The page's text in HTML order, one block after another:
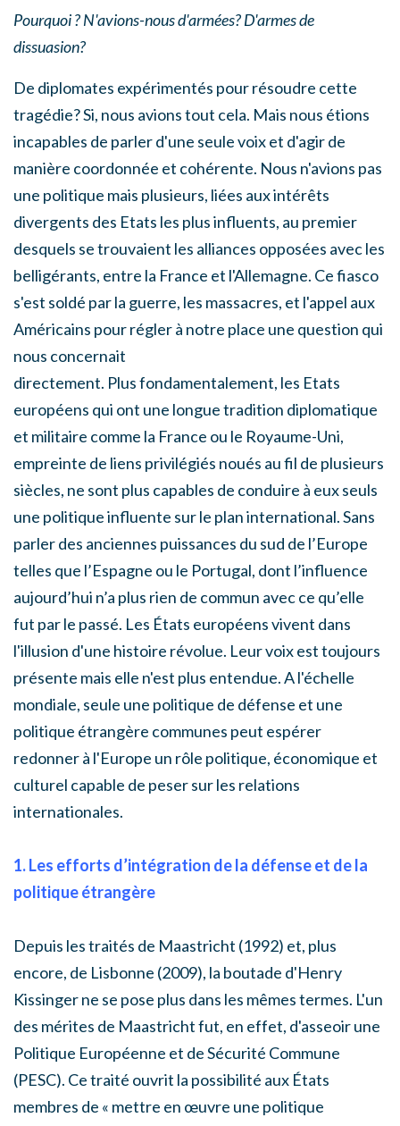
Pourquoi ? N'avions-nous d'armées? D'armes de
dissuasion?
De diplomates expérimentés pour résoudre cette
tragédie? Si, nous avions tout cela. Mais nous étions
incapables de parler d'une seule voix et d'agir de
manière coordonnée et cohérente. Nous n'avions pas
une politique mais plusieurs, liées aux intérêts
divergents des Etats les plus influents, au premier
desquels se trouvaient les alliances opposées avec les
belligérants, entre la France et l'Allemagne. Ce fiasco
s'est soldé par la guerre, les massacres, et l'appel aux
Américains pour régler à notre place une question qui
nous concernait
directement. Plus fondamentalement, les Etats
européens qui ont une longue tradition diplomatique
et militaire comme la France ou le Royaume-Uni,
empreinte de liens privilégiés noués au fil de plusieurs
siècles, ne sont plus capables de conduire à eux seuls
une politique influente sur le plan international. Sans
parler des anciennes puissances du sud de l’Europe
telles que l’Espagne ou le Portugal, dont l’influence
aujourd’hui n’a plus rien de commun avec ce qu’elle
fut par le passé. Les États européens vivent dans
l'illusion d'une histoire révolue. Leur voix est toujours
présente mais elle n'est plus entendue. A l'échelle
mondiale, seule une politique de défense et une
politique étrangère communes peut espérer
redonner à l'Europe un rôle politique, économique et
culturel capable de peser sur les relations
internationales.
1. Les efforts d’intégration de la défense et de la
politique étrangère
Depuis les traités de Maastricht (1992) et, plus
encore, de Lisbonne (2009), la boutade d'Henry
Kissinger ne se pose plus dans les mêmes termes. L'un
des mérites de Maastricht fut, en effet, d'asseoir une
Politique Européenne et de Sécurité Commune
(PESC). Ce traité ouvrit la possibilité aux États
membres de « mettre en œuvre une politique